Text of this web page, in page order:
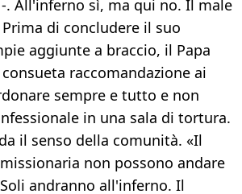
. All'inferno sì, ma qui no. Il male
di concludere il suo
aggiunte a braccio, il Papa
raccomandazione ai
sempre e tutto e non
in una sala di tortura.
il senso della comunità. «Il
non possono andare
andranno all'inferno. Il